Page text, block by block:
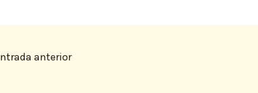
anterior